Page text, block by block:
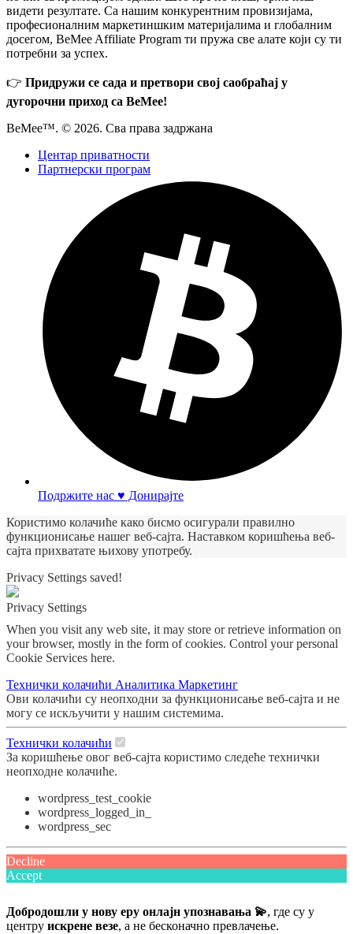
видети резултате. Са нашим конкурентним провизијама,
професионалним маркетиншким материјалима и глобалним
досегом, BeMee Affiliate Program ти пружа све алате који су ти
потребни за успех.
👉 Придружи се сада и претвори свој саобраћај у
дугорочни приход са BeMee!
BeMee™. © 2026. Сва права задржана
Центар приватности
Партнерски програм
Подржите нас ♥ Донирајте
Користимо колачиће како бисмо осигурали правилно
функционисање нашег веб-сајта. Наставком коришћења веб-
сајта прихватате њихову употребу.
Privacy Settings saved!
Privacy Settings
When you visit any web site, it may store or retrieve information on
your browser, mostly in the form of cookies. Control your personal
Cookie Services here.
Технички колачићи Аналитика Маркетинг
Ови колачићи су неопходни за функционисање веб-сајта и не
могу се искључити у нашим системима.
Технички колачићи
За коришћење овог веб-сајта користимо следеће технички
неопходне колачиће.
wordpress_test_cookie
wordpress_logged_in_
wordpress_sec
Decline
Accept
Добродошли у нову еру онлајн упознавања 💫, где су у
центру искрене везе, а не бесконачно превлачење.